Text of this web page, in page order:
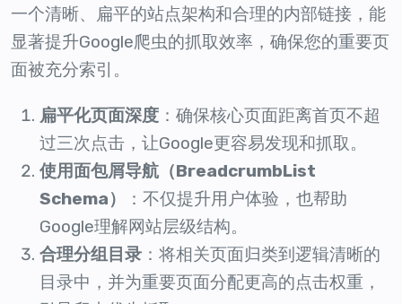
一个清晰、扁平的站点架构和合理的内部链接，能
显著提升Google爬虫的抓取效率，确保您的重要页
面被充分索引。
扁平化页面深度 ：确保核心页面距离首页不超
过三次点击，让Google更容易发现和抓取。
使用面包屑导航（BreadcrumbList
Schema）
：不仅提升用户体验，也帮助
Google理解网站层级结构。
合理分组目录 ：将相关页面归类到逻辑清晰的
目录中，并为重要页面分配更高的点击权重，